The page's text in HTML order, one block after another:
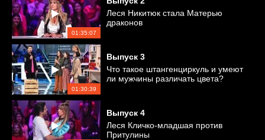
01:35:07
Леся Никитюк стала Матерью
драконов
01:30:39
Выпуск 3
Что такое штангенциркуль и умеют
ли мужчины различать цвета?
Выпуск 4
Леся Кличко-младшая против
Притулины